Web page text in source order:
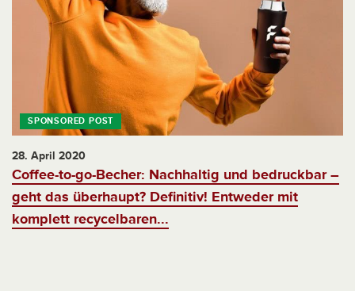
28. April 2020
Coffee-to-go-Becher: Nachhaltig und bedruckbar –
geht das überhaupt? Definitiv! Entweder mit
komplett recycelbaren...